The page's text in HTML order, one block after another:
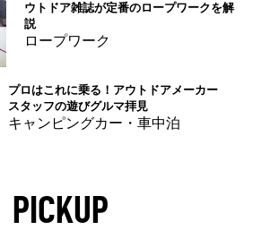
ウトドア雑誌が定番のロープワークを解
説
ロープワーク
プロはこれに乗る！アウトドアメーカー
スタッフの遊びグルマ拝見
キャンピングカー・車中泊
PICKUP